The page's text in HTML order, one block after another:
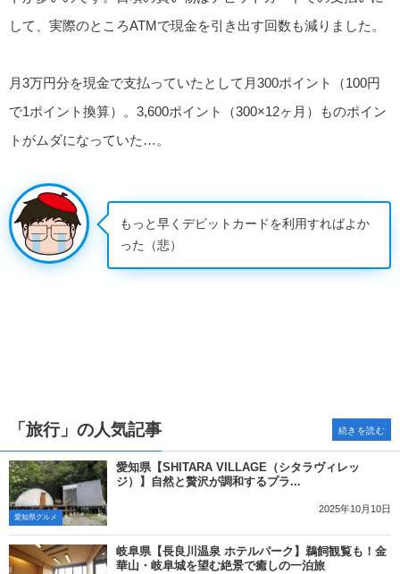
して、実際のところATMで現金を引き出す回数も減りました。
月3万円分を現金で支払っていたとして月300ポイント（100円
で1ポイント換算）。3,600ポイント（300×12ヶ月）ものポイン
トがムダになっていた…。
もっと早くデビットカードを利用すればよか
った（悲）
「旅行」の人気記事
愛知県グルメ
愛知県【SHITARA VILLAGE（シタラヴィレッ
ジ）】自然と贅沢が調和するプラ...
2025年10月10日
岐阜県【長良川温泉 ホテルパーク】鵜飼観覧も！金
華山・岐阜城を望む絶景で癒しの一泊旅
続きを読む